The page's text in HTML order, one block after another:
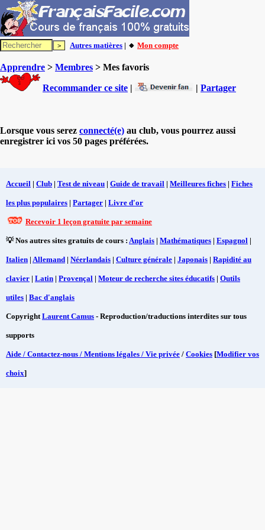
Autres matières | 🔸 Mon compte
Apprendre > Membres > Mes favoris
Recommander ce site | | Partager
Lorsque vous serez connecté(e) au club, vous pourrez aussi
enregistrer ici vos 50 pages préférées.
Accueil | Club | Test de niveau | Guide de travail | Meilleures fiches | Fiches
les plus populaires | Partager | Livre d'or
Recevoir 1 leçon gratuite par semaine
💡 Nos autres sites gratuits de cours : Anglais | Mathématiques | Espagnol |
Italien | Allemand | Néerlandais | Culture générale | Japonais | Rapidité au
clavier | Latin | Provençal | Moteur de recherche sites éducatifs | Outils
utiles | Bac d'anglais
CopyrightLaurent Camus - Reproduction/traductions interdites sur tous
supports
Aide / Contactez-nous / Mentions légales / Vie privée / Cookies [Modifier vos
choix]